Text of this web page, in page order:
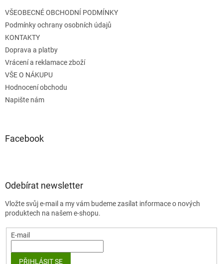
VŠEOBECNÉ OBCHODNÍ PODMÍNKY
Podmínky ochrany osobních údajů
KONTAKTY
Doprava a platby
Vrácení a reklamace zboží
VŠE O NÁKUPU
Hodnocení obchodu
Napište nám
Facebook
Odebírat newsletter
Vložte svůj e-mail a my vám budeme zasílat informace o nových
produktech na našem e-shopu.
E-mail
PŘIHLÁSIT SE